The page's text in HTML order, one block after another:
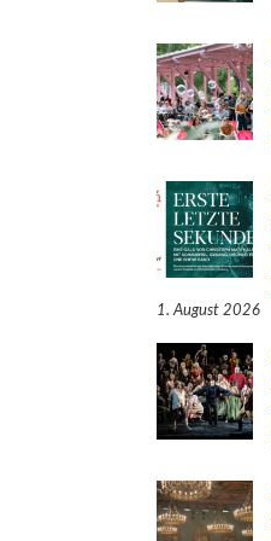
1. August 2026